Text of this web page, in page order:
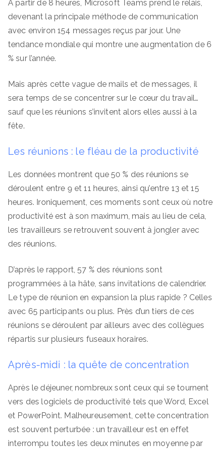
À partir de 8 heures, Microsoft Teams prend le relais,
devenant la principale méthode de communication
avec environ 154 messages reçus par jour. Une
tendance mondiale qui montre une augmentation de 6
% sur l’année.
Mais après cette vague de mails et de messages, il
sera temps de se concentrer sur le cœur du travail…
sauf que les réunions s’invitent alors elles aussi à la
fête.
Les réunions : le fléau de la productivité
Les données montrent que 50 % des réunions se
déroulent entre 9 et 11 heures, ainsi qu’entre 13 et 15
heures. Ironiquement, ces moments sont ceux où notre
productivité est à son maximum, mais au lieu de cela,
les travailleurs se retrouvent souvent à jongler avec
des réunions.
D’après le rapport, 57 % des réunions sont
programmées à la hâte, sans invitations de calendrier.
Le type de réunion en expansion la plus rapide ? Celles
avec 65 participants ou plus. Près d’un tiers de ces
réunions se déroulent par ailleurs avec des collègues
répartis sur plusieurs fuseaux horaires.
Après-midi : la quête de concentration
Après le déjeuner, nombreux sont ceux qui se tournent
vers des logiciels de productivité tels que Word, Excel
et PowerPoint. Malheureusement, cette concentration
est souvent perturbée : un travailleur est en effet
interrompu toutes les deux minutes en moyenne par